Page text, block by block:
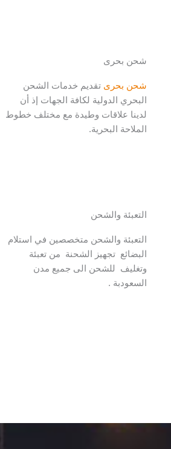
شحن بحرى
شحن بحرى تقديم خدمات الشحن
البحري الدولية لكافة الجهات إذ أن
لدينا علاقات وطيدة مع مختلف خطوط
الملاحة البحرية.
التعبئة والشحن
التعبئة والشحن متخصصين في استلام
البضائع تجهيز الشحنة من تعبئة
وتغليف للشحن الى جميع مدن
السعودبة .